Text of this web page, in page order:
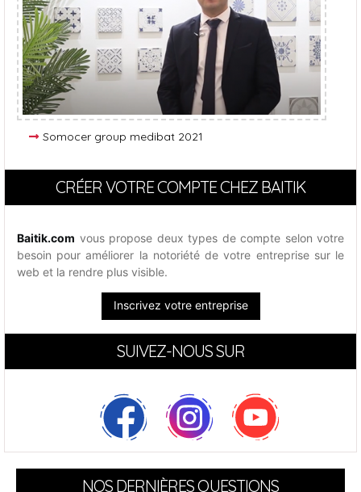
Somocer group medibat 2021
CRÉER VOTRE COMPTE CHEZ BAITIK
Baitik.com vous propose deux types de compte selon votre
besoin pour améliorer la notoriété de votre entreprise sur le
web et la rendre plus visible.
Inscrivez votre entreprise
SUIVEZ-NOUS SUR
NOS DERNIÈRES QUESTIONS